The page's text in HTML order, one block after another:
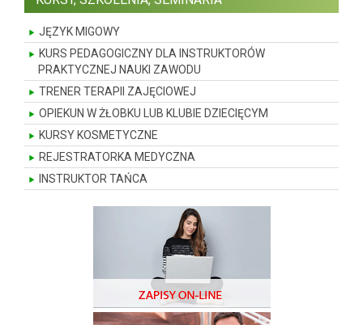
JĘZYK MIGOWY
KURS PEDAGOGICZNY DLA INSTRUKTORÓW
PRAKTYCZNEJ NAUKI ZAWODU
TRENER TERAPII ZAJĘCIOWEJ
OPIEKUN W ŻŁOBKU LUB KLUBIE DZIECIĘCYM
KURSY KOSMETYCZNE
REJESTRATORKA MEDYCZNA
INSTRUKTOR TAŃCA